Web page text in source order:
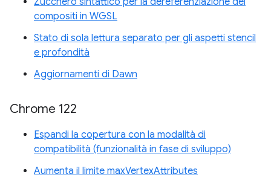
compositi in WGSL
Stato di sola lettura separato per gli aspetti stencil
e profondità
Aggiornamenti di Dawn
Chrome 122
Espandi la copertura con la modalità di
compatibilità (funzionalità in fase di sviluppo)
Aumenta il limite maxVertexAttributes